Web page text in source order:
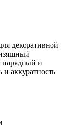
декоративной
нарядный и
и аккуратность